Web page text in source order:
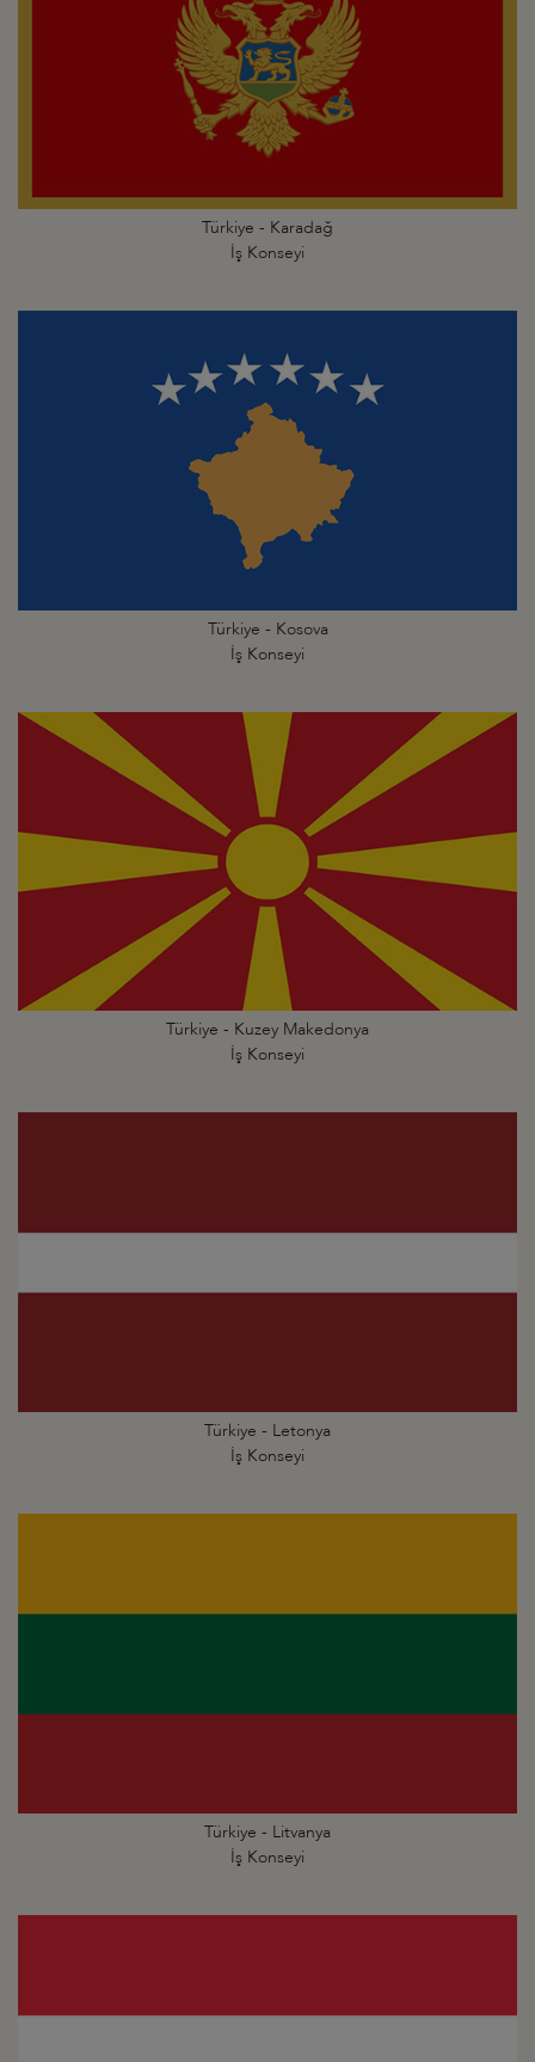
Türkiye - Karadağ
İş Konseyi
Türkiye - Kosova
İş Konseyi
Türkiye - Kuzey Makedonya
İş Konseyi
Türkiye - Letonya
İş Konseyi
Türkiye - Litvanya
İş Konseyi